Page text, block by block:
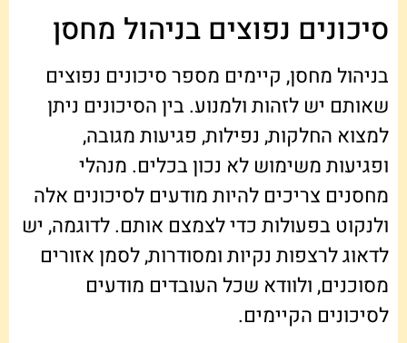
סיכונים נפוצים בניהול מחסן
בניהול מחסן, קיימים מספר סיכונים נפוצים
שאותם יש לזהות ולמנוע. בין הסיכונים ניתן
למצוא החלקות, נפילות, פגיעות מגובה,
ופגיעות משימוש לא נכון בכלים. מנהלי
מחסנים צריכים להיות מודעים לסיכונים אלה
ולנקוט בפעולות כדי לצמצם אותם. לדוגמה, יש
לדאוג לרצפות נקיות ומסודרות, לסמן אזורים
מסוכנים, ולוודא שכל העובדים מודעים
לסיכונים הקיימים.